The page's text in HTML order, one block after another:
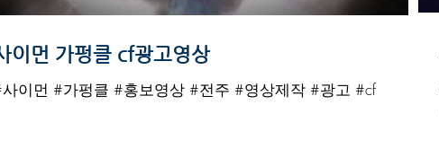
이먼 가펑클 cf광고영상
이먼 #가펑클 #홍보영상 #전주 #영상제작 #광고 #cf